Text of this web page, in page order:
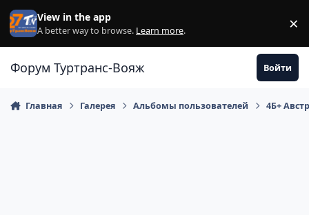
Перейти к содержанию
View in the app
A better way to browse. Learn more. ×
Форум Туртранс-Вояж Войти
Главная Галерея Альбомы пользователей 4Б+